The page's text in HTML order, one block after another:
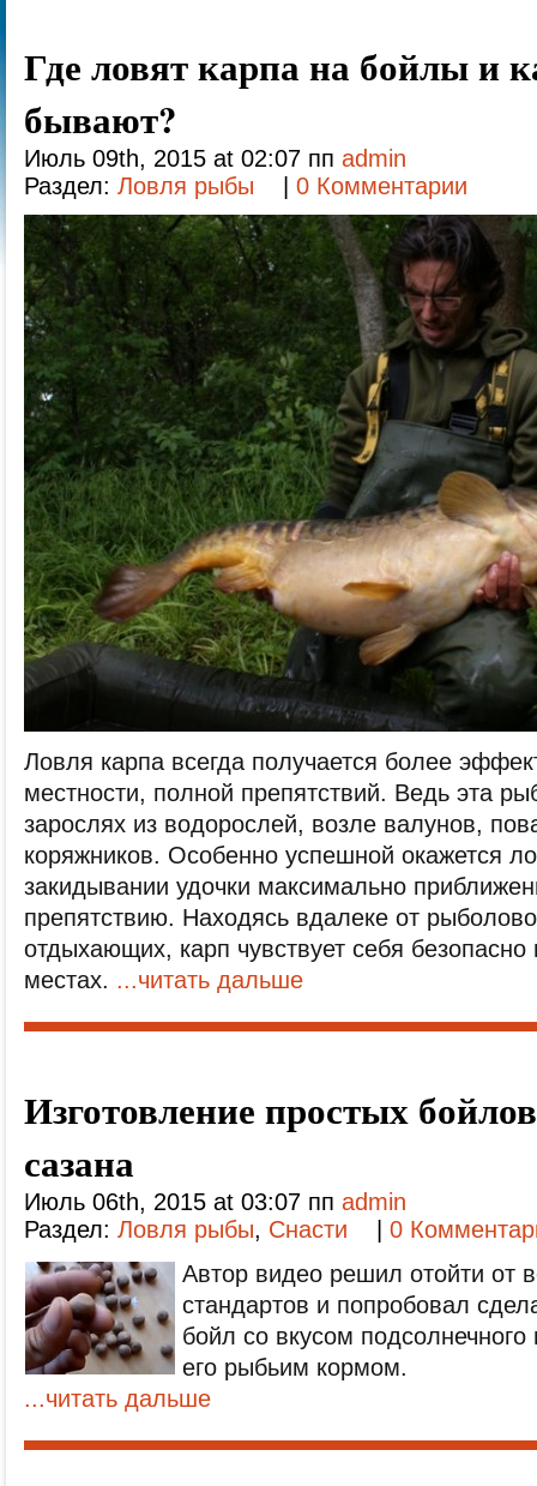
Где ловят карпа на бойлы и
бывают?
Июль 09th, 2015 at 02:07 пп admin
Раздел: Ловля рыбы 0 Комментарии
Ловля карпа всегда получается более
местности, полной препятствий. Ведь эта
зарослях из водорослей, возле валунов,
коряжников. Особенно успешной окажется
закидывании удочки максимально
препятствию. Находясь вдалеке от
отдыхающих, карп чувствует себя безопасно
местах. ...читать дальше
Изготовление простых
сазана
Июль 06th, 2015 at 03:07 пп admin
Раздел: Ловля рыбы, Снасти
0
Автор видео решил отойти от
стандартов и попробовал
бойл со вкусом
его рыбьим кормом.
...читать дальше